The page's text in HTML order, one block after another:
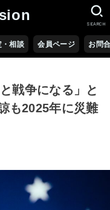
・相談 会員ページ お問
SEARCH
戦争になる」と
も2025年に災難